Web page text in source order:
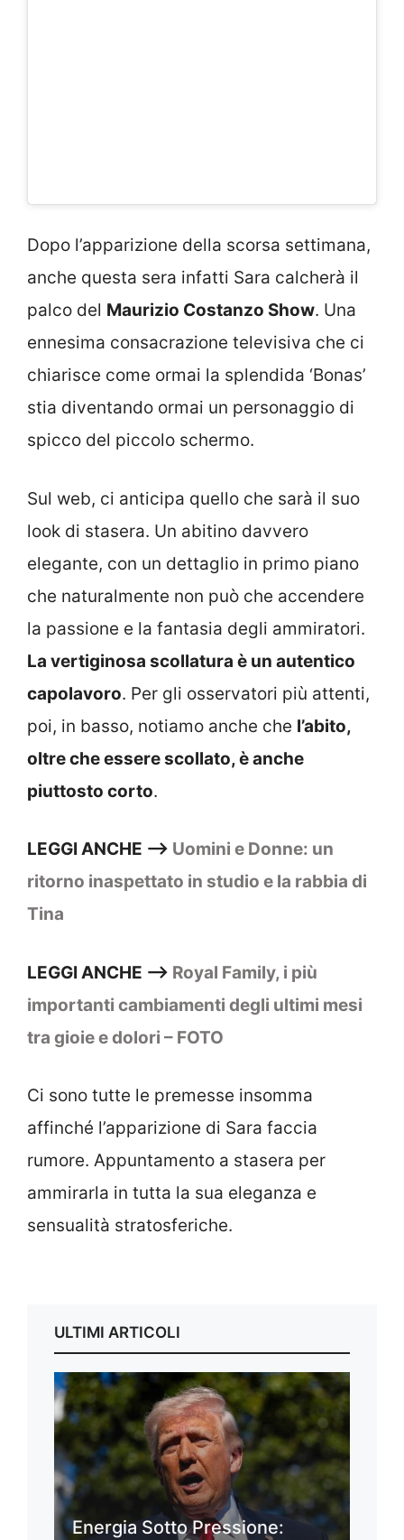
Dopo l’apparizione della scorsa settimana,
anche questa sera infatti Sara calcherà il
palco del Maurizio Costanzo Show. Una
ennesima consacrazione televisiva che ci
chiarisce come ormai la splendida ‘Bonas’
stia diventando ormai un personaggio di
spicco del piccolo schermo.
Sul web, ci anticipa quello che sarà il suo
look di stasera. Un abitino davvero
elegante, con un dettaglio in primo piano
che naturalmente non può che accendere
la passione e la fantasia degli ammiratori.
La vertiginosa scollatura è un autentico
capolavoro. Per gli osservatori più attenti,
poi, in basso, notiamo anche che l’abito,
oltre che essere scollato, è anche
piuttosto corto.
LEGGI ANCHE –> Uomini e Donne: un
ritorno inaspettato in studio e la rabbia di
Tina
LEGGI ANCHE –> Royal Family, i più
importanti cambiamenti degli ultimi mesi
tra gioie e dolori – FOTO
Ci sono tutte le premesse insomma
affinché l’apparizione di Sara faccia
rumore. Appuntamento a stasera per
ammirarla in tutta la sua eleganza e
sensualità stratosferiche.
ULTIMI ARTICOLI
Energia Sotto Pressione: